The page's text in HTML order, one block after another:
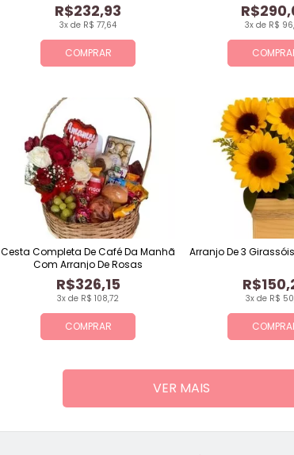
COMPRAR
3x de R$ 77,64
R$232,93
3x de R$
COMPRAR
3x de R$ 108,72
R$326,15
Cesta Completa De Café Da Manhã
Com Arranjo De Rosas
3x de R$
Arranjo De 3
VER MAIS